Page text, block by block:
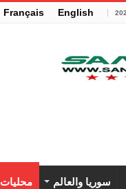
English
Français
سوريا والعالم محليات